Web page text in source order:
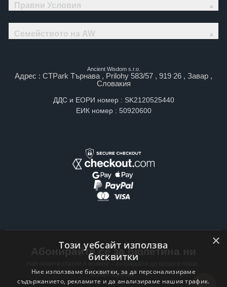
Правни Условия
Семейството на AW
Ancient Wisdom s.r.o.
Адрес : CTPark Търнава , Prilohy 583/57 , 919 26 , Завар ,
Словакия
ДДС и ЕОРИ номер : SK2120525440
ЕИК номер : 50920600
Абонирайте се за бюлетина ни
всяка седмица .
×
Този уебсайт използва
бисквитки
Ние използваме бисквитки, за да персонализираме
съдържанието, рекламите и да анализираме нашия трафик.